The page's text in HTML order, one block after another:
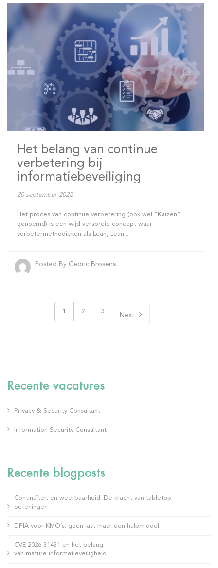
Het belang van continue
verbetering bij
informatiebeveiliging
20 september 2022
Het proces van continue verbetering (ook wel “Kaizen”
genoemd) is een wijd verspreid concept waar
verbetermethodieken als Lean, Lean...
Posted By Cedric Brosens
1 2 3
Next
Recente vacatures
Privacy & Security Consultant
Information Security Consultant
Recente blogposts
Continuïteit en weerbaarheid: De kracht van tabletop-
oefeningen
DPIA voor KMO’s: geen last maar een hulpmiddel
CVE-2026-31431 en het belang
van mature informatieveiligheid